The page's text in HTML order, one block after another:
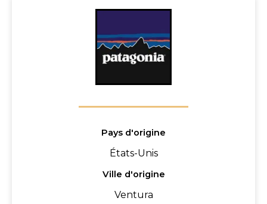
Pays d'origine
États-Unis
Ville d'origine
Ventura